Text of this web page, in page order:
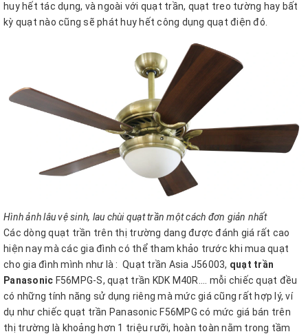
huy hết tác dụng, và ngoài với quạt trần, quạt treo tường hay bất
kỳ quạt nào cũng sẽ phát huy hết công dụng quạt điện đó.
Hình ảnh lâu vệ sinh, lau chùi quạt trần một cách đơn giản nhất
Các dòng quạt trần trên thị trường dang được đánh giá rất cao
hiện nay mà các gia đình có thể tham khảo trước khi mua quạt
cho gia đình mình như là : Quạt trần Asia J56003, quạt trần
Panasonic F56MPG-S, quạt trần KDK M40R.... mỗi chiếc quạt đều
có những tính năng sử dụng riêng mà mức giá cũng rất hợp lý, ví
dụ như chiếc quạt trần Panasonic F56MPG có mức giá bán trên
thị trường là khoảng hơn 1 triệu rưỡi, hoàn toàn nằm trong tầm